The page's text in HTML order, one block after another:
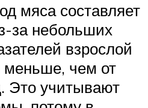
мяса составляет
за небольших
взрослой
чем от
Это учитывают